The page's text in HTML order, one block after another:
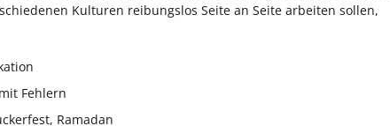
Kulturen reibungslos Seite an Seite arbeiten sollen,
Fehlern
Ramadan